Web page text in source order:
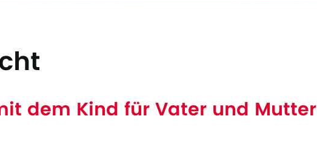
dem Kind für Vater und Mutter